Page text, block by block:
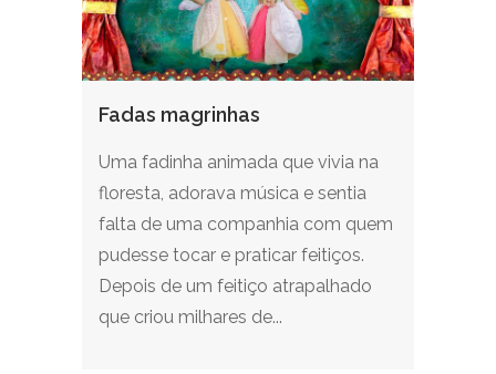
Fadas magrinhas
Uma fadinha animada que vivia na
floresta, adorava música e sentia
falta de uma companhia com quem
pudesse tocar e praticar feitiços.
Depois de um feitiço atrapalhado
que criou milhares de...